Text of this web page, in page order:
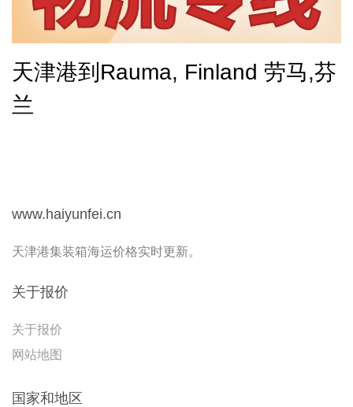
天津港到Rauma, Finland 劳马,芬
兰
www.haiyunfei.cn
天津港集装箱海运价格实时更新。
关于报价
关于报价
网站地图
国家和地区